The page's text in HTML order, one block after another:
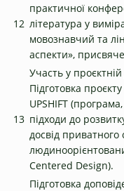
12
практичної
література у
мовознавчий та
аспекти»,
13
Участь у проєктній
Підготовка
UPSHIFT
підходи до
досвід приватного
Centered Design).
Підготовка